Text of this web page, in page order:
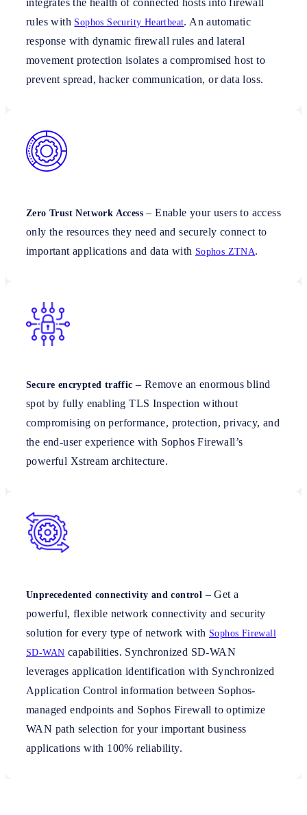
integrates the health of connected hosts into firewall
rules with Sophos Security Heartbeat. An automatic
response with dynamic firewall rules and lateral
movement protection isolates a compromised host to
prevent spread, hacker communication, or data loss.
Zero Trust Network Access – Enable your users to access
only the resources they need and securely connect to
important applications and data with Sophos ZTNA.
Secure encrypted traffic – Remove an enormous blind
spot by fully enabling TLS Inspection without
compromising on performance, protection, privacy, and
the end-user experience with Sophos Firewall’s
powerful Xstream architecture.
Unprecedented connectivity and control – Get a
powerful, flexible network connectivity and security
solution for every type of network with Sophos Firewall
SD-WAN capabilities. Synchronized SD-WAN
leverages application identification with Synchronized
Application Control information between Sophos-
managed endpoints and Sophos Firewall to optimize
WAN path selection for your important business
applications with 100% reliability.